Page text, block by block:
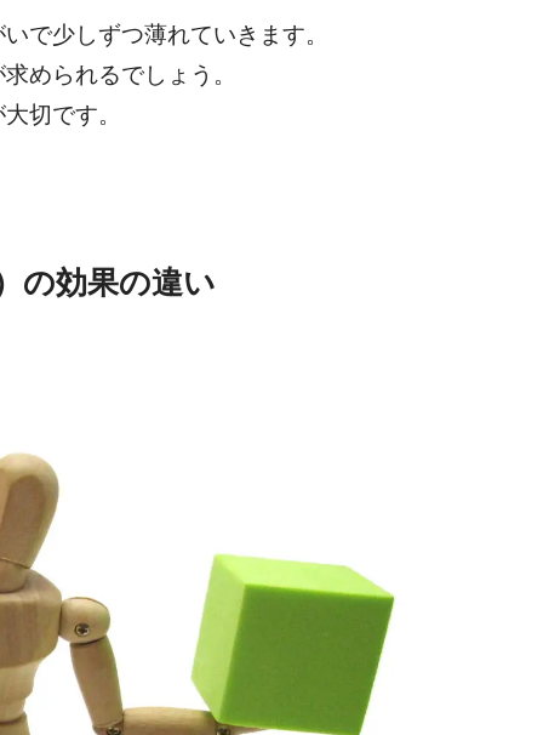
で少しずつ薄れていきます。
められるでしょう。
切です。
の効果の違い